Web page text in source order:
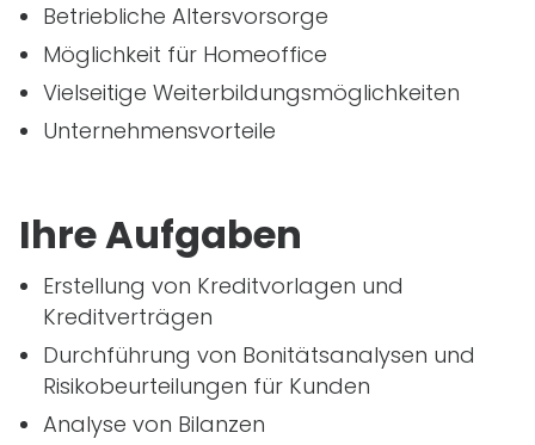
Betriebliche Altersvorsorge
Möglichkeit für Homeoffice
Vielseitige Weiterbildungsmöglichkeiten
Unternehmensvorteile
Ihre Aufgaben
Erstellung von Kreditvorlagen und
Kreditverträgen
Durchführung von Bonitätsanalysen und
Risikobeurteilungen für Kunden
Analyse von Bilanzen